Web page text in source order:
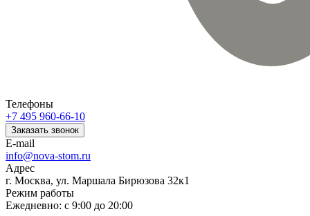
Телефоны
+7 495 960-66-10
Заказать звонок
E-mail
info@nova-stom.ru
Адрес
г. Москва, ул. Маршала Бирюзова 32к1
Режим работы
Ежедневно: с 9:00 до 20:00